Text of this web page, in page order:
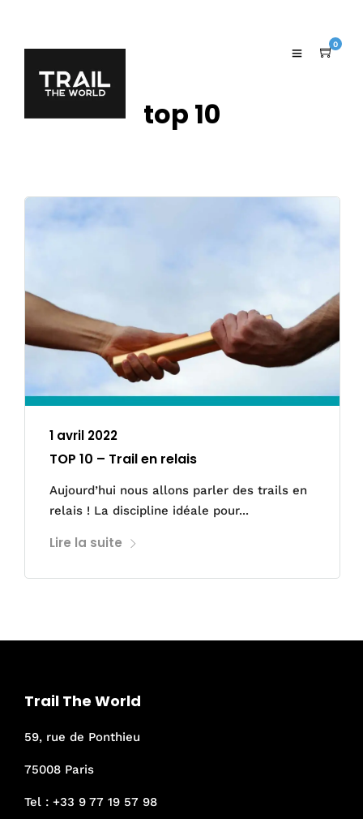
0
top 10
1 avril 2022
TOP 10 – Trail en relais
Aujourd’hui nous allons parler des trails en
relais ! La discipline idéale pour...
Lire la suite
Trail The World
59, rue de Ponthieu
75008 Paris
Tel : +33 9 77 19 57 98